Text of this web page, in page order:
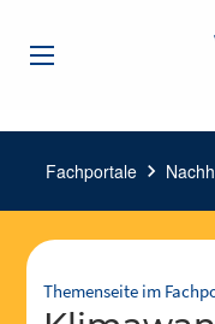
Fachportale chevron_right
Themenseite im